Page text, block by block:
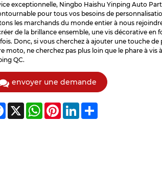
exceptionnelle, Ningbo Haishu Yinping Auto
pour tous vos besoins de
les marchands du monde entier à nous
de la brillance ensemble, une vis décorative en
Donc, si vous cherchez à ajouter une touche
moto, ne cherchez pas plus loin que le phare à vis
QC.
envoyer une demande
Facebook
X WhatsAppPinterestLinkedInShare